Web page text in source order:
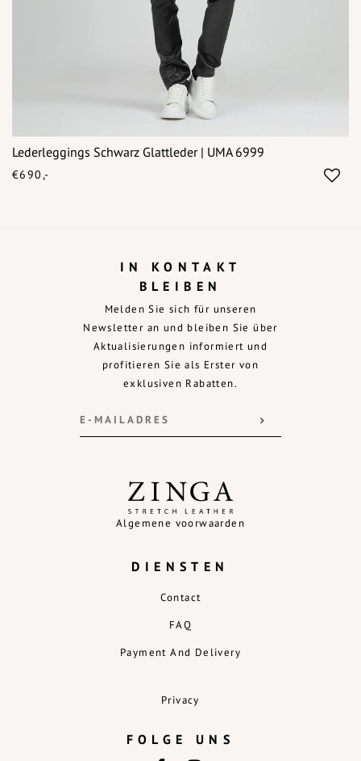
Lederleggings Schwarz Glattleder | UMA 6999
€690,-
Algemene voorwaarden
DIENSTEN
Contact
FAQ
Payment And Delivery
Privacy
FOLGE UNS
IN KONTAKT
BLEIBEN
Melden Sie sich für unseren
Newsletter an und bleiben Sie über
Aktualisierungen informiert und
profitieren Sie als Erster von
exklusiven Rabatten.